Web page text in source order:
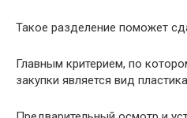
Такое разделение поможет
Главным критерием, по
закупки является вид